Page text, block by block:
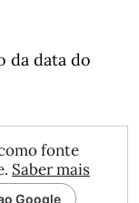
da data do
fonte
Saber mais
Google